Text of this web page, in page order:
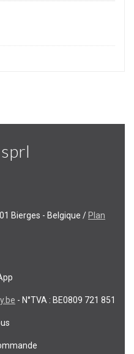
Bierges - Belgique /Plan
- N°TVA : BE0809 721 851